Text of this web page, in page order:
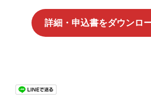
詳細・申込書をダウンロ